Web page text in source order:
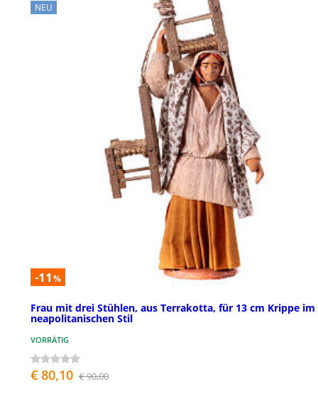
NEU
-11 %
Frau mit drei Stühlen, aus Terrakotta, für 13 cm Krippe im
neapolitanischen Stil
VORRÄTIG
€ 80,10 € 90,00